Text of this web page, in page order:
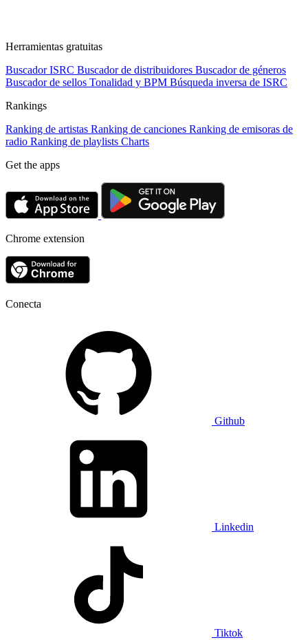
Herramientas gratuitas
Buscador ISRC Buscador de distribuidores Buscador de géneros
Buscador de sellos Tonalidad y BPM Búsqueda inversa de ISRC
Rankings
Ranking de artistas Ranking de canciones Ranking de emisoras de
radio Ranking de playlists Charts
Get the apps
Chrome extension
Conecta
Github
Linkedin
Tiktok